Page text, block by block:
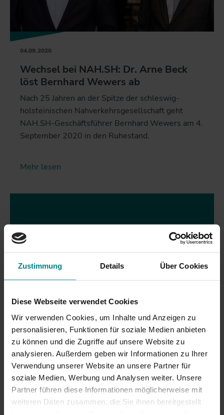
Zustimmung Details Über Cookies
Diese Webseite verwendet Cookies
Wir verwenden Cookies, um Inhalte und Anzeigen zu
personalisieren, Funktionen für soziale Medien anbieten
zu können und die Zugriffe auf unsere Website zu
analysieren. Außerdem geben wir Informationen zu Ihrer
Verwendung unserer Website an unsere Partner für
soziale Medien, Werbung und Analysen weiter. Unsere
Partner führen diese Informationen möglicherweise mit
weiteren Daten zusammen, die Sie ihnen bereitgestellt
04.09.2020
Wechsel bei NAH.SH: Dr. Arne Beck
löst Bernhard Wewers ab
Nach 25 Jahren an der Spitze der schleswig-
holsteinischen Nahverkehrsgesellschaft geht
NAH.SH-Geschäftsführer Bernhard Wewers am 4.
September 2020 in den Ruhestand.
Mehr lesen
03.08.2020
Streckensperrung zwischen Hamburg
und Pinneberg
Noch bis mindestens Mittwoch (5. August 2020)